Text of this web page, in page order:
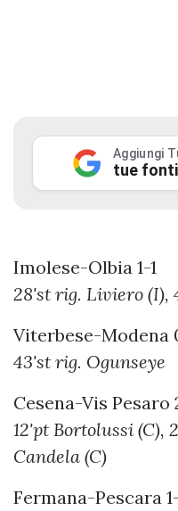
Aggiungi
tue
Imolese-Olbia 1-1
28'st rig. Liviero (I),
Viterbese-Modena
43'st rig. Ogunseye
Cesena-Vis Pesaro
12'pt Bortolussi (C),
Candela (C)
Fermana-Pescara